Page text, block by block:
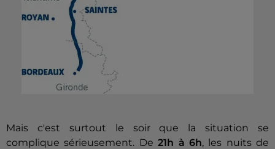
Mais c'est surtout le soir que la situation se
complique sérieusement. De 21h à 6h, les nuits de